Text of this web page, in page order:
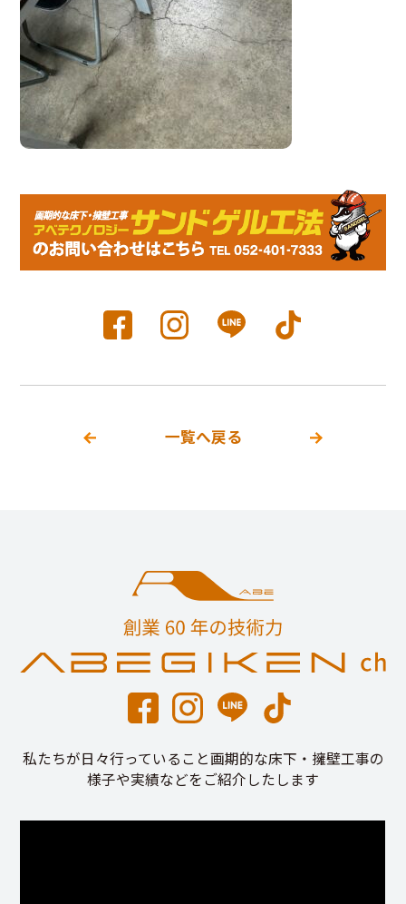
一覧へ戻る
私たちが日々行っていること画期的な床下・擁壁工事の
様子や実績などをご紹介したします